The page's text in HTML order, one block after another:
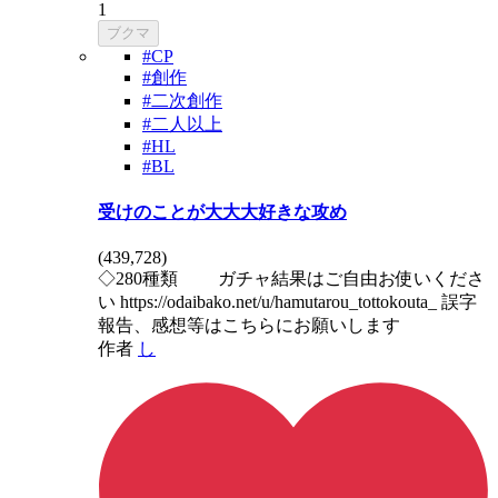
1
ブクマ
#CP
#創作
#二次創作
#二人以上
#HL
#BL
受けのことが大大大好きな攻め
(439,728)
◇280種類 ガチャ結果はご自由お使いくださ
い https://odaibako.net/u/hamutarou_tottokouta_ 誤字
報告、感想等はこちらにお願いします
作者 し